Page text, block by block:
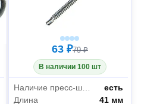
63 ₽79 ₽
В наличии 100 шт
Наличие пресс-шайбы
есть
Длина
41 мм